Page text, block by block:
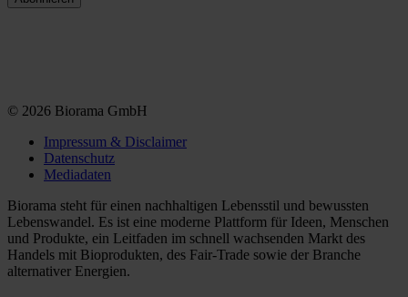
© 2026 Biorama GmbH
Impressum & Disclaimer
Datenschutz
Mediadaten
Biorama steht für einen nachhaltigen Lebensstil und bewussten
Lebenswandel. Es ist eine moderne Plattform für Ideen, Menschen
und Produkte, ein Leitfaden im schnell wachsenden Markt des
Handels mit Bioprodukten, des Fair-Trade sowie der Branche
alternativer Energien.